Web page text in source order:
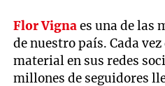
Flor Vignaes una de las
de nuestro país. Cada
material en sus redes
millones de seguidores